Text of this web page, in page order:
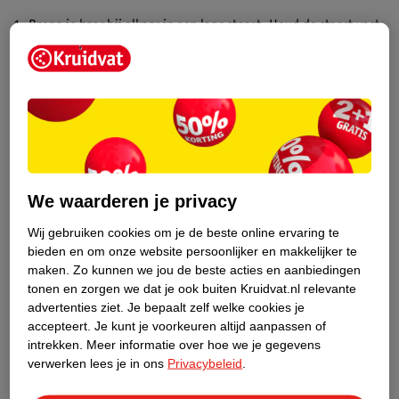
Breng je haar bij elkaar in een lage staart. Houd de staart vast
met je rechterhand.
Leg nu je wijs- en middelvinger boven het gedeelte waar je de
Draai de staart vervolgens één keer om je vingers heen.
Draai je vingers (met de staart eromheen gedraaid) één keer
rond zodat er een knot op je achterhoofd ontstaat. Bij lang
haar draai je je vingers nog een keer rond om een strakker
knotje te krijgen.
andere hand op z’n plek houdt.
Zet de knot nu vast met een klem, bijvoorbeeld met
deze
Zenner Stay-In-Hair Haarklem
. Bij (extra) lang, dik of
krullend haar kies je voor een grotere klem, zoals deze
Ronde Haarklem.
Ook deze look kan je naar wens fixeren met haarspray.
We waarderen je privacy
Wij gebruiken cookies om je de beste online ervaring te
bieden en om onze website persoonlijker en makkelijker te
maken. Zo kunnen we jou de beste acties en aanbiedingen
tonen en zorgen we dat je ook buiten Kruidvat.nl relevante
advertenties ziet. Je bepaalt zelf welke cookies je
accepteert. Je kunt je voorkeuren altijd aanpassen of
intrekken.
Meer informatie over hoe we je gegevens
verwerken lees je in ons Privacybeleid